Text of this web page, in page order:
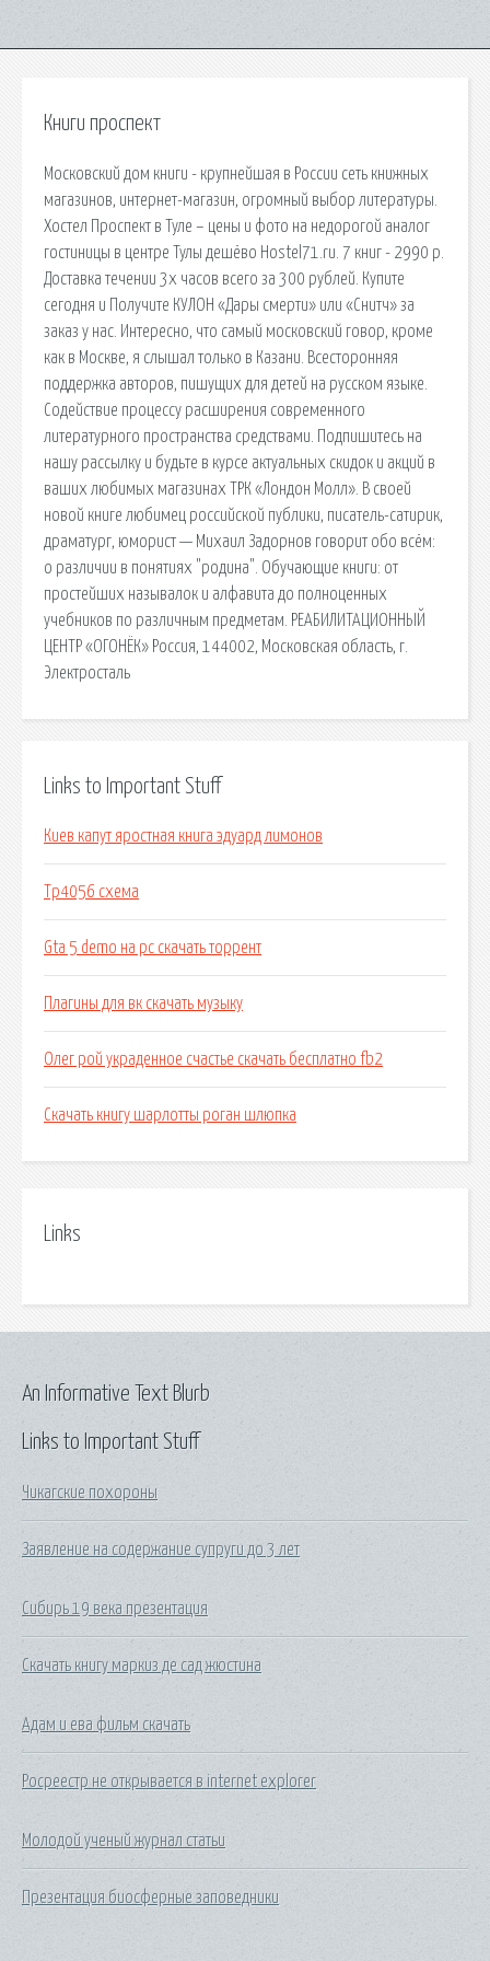
Книги проспект
Московский дом книги - крупнейшая в России сеть книжных
магазинов, интернет-магазин, огромный выбор литературы.
Хостел Проспект в Туле – цены и фото на недорогой аналог
гостиницы в центре Тулы дешёво Hostel71.ru. 7 книг - 2990 р.
Доставка течении 3х часов всего за 300 рублей. Купите
сегодня и Получите КУЛОН «Дары смерти» или «Снитч» за
заказ у нас. Интересно, что самый московский говор, кроме
как в Москве, я слышал только в Казани. Всесторонняя
поддержка авторов, пишущих для детей на русском языке.
Содействие процессу расширения современного
литературного пространства средствами. Подпишитесь на
нашу рассылку и будьте в курсе актуальных скидок и акций в
ваших любимых магазинах ТРК «Лондон Молл». В своей
новой книге любимец российской публики, писатель-сатирик,
драматург, юморист — Михаил Задорнов говорит обо всём:
о различии в понятиях "родина". Обучающие книги: от
простейших называлок и алфавита до полноценных
учебников по различным предметам. РЕАБИЛИТАЦИОННЫЙ
ЦЕНТР «ОГОНЁК» Россия, 144002, Московская область, г.
Электросталь
Links to Important Stuff
Киев капут яростная книга эдуард лимонов
Tp4056 схема
Gta 5 demo на pc скачать торрент
Плагины для вк скачать музыку
Олег рой украденное счастье скачать бесплатно fb2
Скачать книгу шарлотты роган шлюпка
Links
Links to Important Stuff
Чикагские похороны
Заявление на содержание супруги до 3 лет
Сибирь 19 века презентация
Скачать книгу маркиз де сад жюстина
Адам и ева фильм скачать
Росреестр не открывается в internet explorer
Молодой ученый журнал статьи
Презентация биосферные заповедники
An Informative Text Blurb